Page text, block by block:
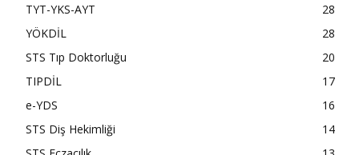
TYT-YKS-AYT
28
YÖKDİL
28
STS Tıp Doktorluğu
20
TIPDİL
17
e-YDS
16
STS Diş Hekimliği
14